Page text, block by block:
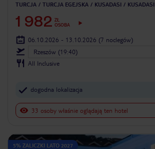
TURCJA TURCJA EGEJSKA KUSADASI KUSADASI
1 982 ZŁ
OSOBA
06.10.2026 - 13.10.2026 (7 noclegów)
Rzeszów (19:40)
All Inclusive
dogodna lokalizacja
33 osoby właśnie oglądają ten hotel
5% ZALICZKI LATO 2027